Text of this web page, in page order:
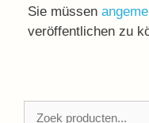
Sie müssen
veröffentlichen zu